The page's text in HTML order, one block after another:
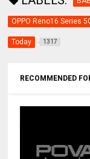
OPPO Reno16 Series
Today 1317
RECOMMENDED